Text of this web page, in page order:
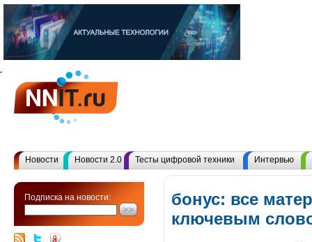
Новости Новости 2.0 Тесты цифровой техники Интервью
Подписка на новости:
бонус: все
ключевым